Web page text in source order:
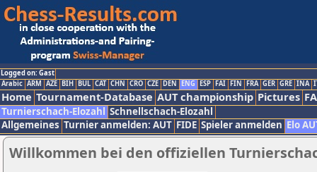
Logged on: Gast
Arabic ARM AZE BIH BUL CAT CHN CRO CZE DEN ENG ESP FAI FIN FRA GER GRE INA
Home Tournament-Database AUT championship Pictures
Turnierschach-Elozahl Schnellschach-Elozahl
Allgemeines Turnier anmelden: AUT FIDE Spieler anmelden Elo
Willkommen bei den offiziellen